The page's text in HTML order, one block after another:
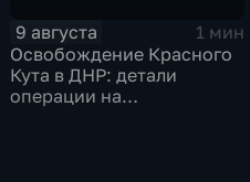
9 августа
1 мин
Освобождение Красного
Кута в ДНР: детали
операции на